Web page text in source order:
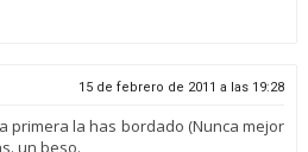
15 de febrero de 2011 a las 19:28
primera la has bordado (Nunca mejor
un beso.